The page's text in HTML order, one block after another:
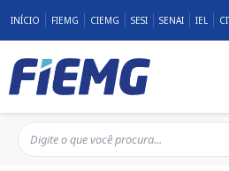
INÍCIO FIEMG CIEMG SESI SENAI IEL